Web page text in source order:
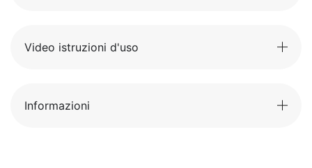
Video istruzioni d'uso
Informazioni